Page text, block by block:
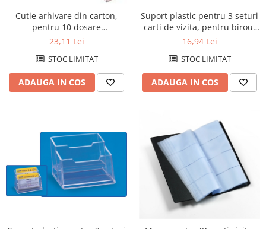
Cutie arhivare din carton,
pentru 10 dosare
suspendabile, ESSELTE - alb
23,11 Lei
STOC LIMITAT
ADAUGA IN COS
Suport plastic pentru 3 seturi
carti de vizita, pentru birou,
KEJEA - transparent
16,94 Lei
STOC LIMITAT
ADAUGA IN COS